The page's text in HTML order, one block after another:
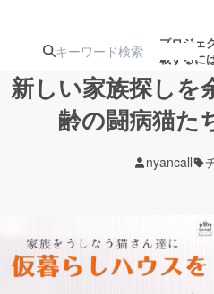
プロジェ
載するに
ジェクト
アート・写真
新しい家族探しを
齢の闘病猫た
nyancall